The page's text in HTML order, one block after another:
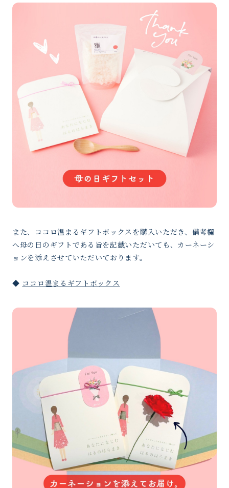
また、ココロ温まるギフトボックスを購入いただき、備考欄
へ母の日のギフトである旨を記載いただいても、カーネーシ
ョンを添えさせていただいております。
◆ ココロ温まるギフトボックス